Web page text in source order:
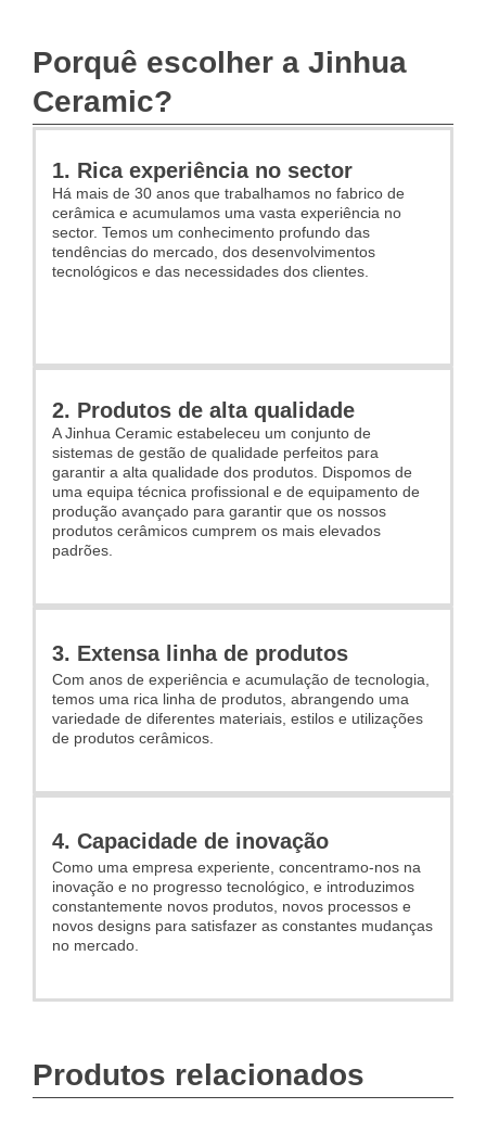
Porquê escolher a Jinhua
Ceramic?
1. Rica experiência no sector
Há mais de 30 anos que trabalhamos no fabrico de
cerâmica e acumulamos uma vasta experiência no
sector. Temos um conhecimento profundo das
tendências do mercado, dos desenvolvimentos
tecnológicos e das necessidades dos clientes.
2. Produtos de alta qualidade
A Jinhua Ceramic estabeleceu um conjunto de
sistemas de gestão de qualidade perfeitos para
garantir a alta qualidade dos produtos. Dispomos de
uma equipa técnica profissional e de equipamento de
produção avançado para garantir que os nossos
produtos cerâmicos cumprem os mais elevados
padrões.
3. Extensa linha de produtos
Com anos de experiência e acumulação de tecnologia,
temos uma rica linha de produtos, abrangendo uma
variedade de diferentes materiais, estilos e utilizações
de produtos cerâmicos.
4. Capacidade de inovação
Como uma empresa experiente, concentramo-nos na
inovação e no progresso tecnológico, e introduzimos
constantemente novos produtos, novos processos e
novos designs para satisfazer as constantes mudanças
no mercado.
Produtos relacionados